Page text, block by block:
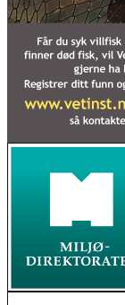
18. mars
Nasjonalt
slike
06. mars
Fisken
etter
03. mars